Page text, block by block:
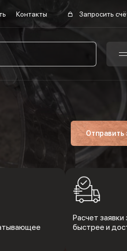
Контакты Запросить
Отправить
Расчет заявки
быстрее и